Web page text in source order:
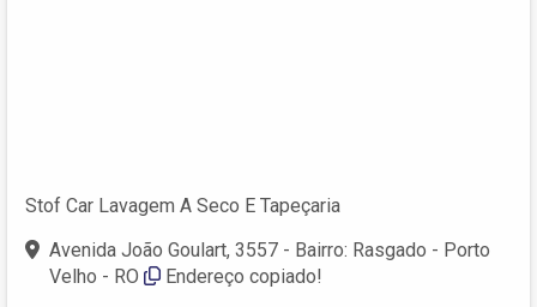
Stof Car Lavagem A Seco E Tapeçaria
Avenida João Goulart, 3557 - Bairro: Rasgado - Porto
Velho - RO
Endereço copiado!